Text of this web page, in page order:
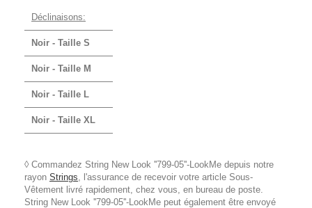
Déclinaisons:
Noir - Taille S
Noir - Taille M
Noir - Taille L
Noir - Taille XL
◊ Commandez String New Look ''799-05''-LookMe depuis notre
rayon Strings , l'assurance de recevoir votre article Sous-
Vêtement livré rapidement, chez vous, en bureau de poste.
String New Look ''799-05''-LookMe peut également être envoyé